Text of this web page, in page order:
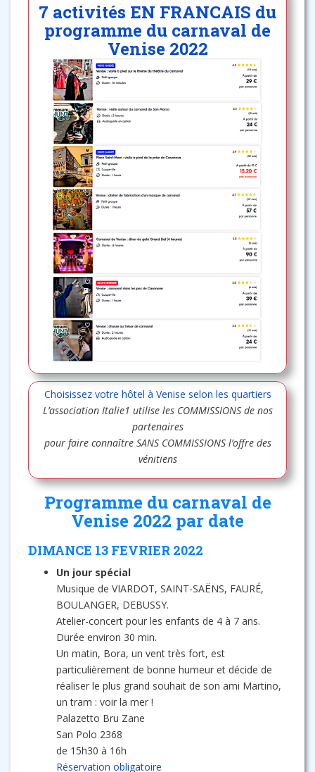
7 activités EN FRANCAIS du
programme du carnaval de
Venise 2022
Choisissez votre hôtel à Venise selon les quartiers
L’association Italie1 utilise les COMMISSIONS de nos
partenaires
pour faire connaître SANS COMMISSIONS l’offre des
vénitiens
Programme du carnaval de
Venise 2022 par date
DIMANCE 13 FEVRIER 2022
Un jour spécial
Musique de VIARDOT, SAINT-SAËNS, FAURÉ,
BOULANGER, DEBUSSY.
Atelier-concert pour les enfants de 4 à 7 ans.
Durée environ 30 min.
Un matin, Bora, un vent très fort, est
particulièrement de bonne humeur et décide de
réaliser le plus grand souhait de son ami Martino,
un tram : voir la mer !
Palazetto Bru Zane
San Polo 2368
de 15h30 à 16h
Réservation obligatoire